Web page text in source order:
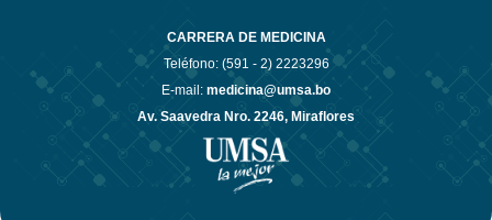
CARRERA DE MEDICINA
Teléfono: (591 - 2) 2223296
E-mail: medicina@umsa.bo
Av. Saavedra Nro. 2246, Miraflores